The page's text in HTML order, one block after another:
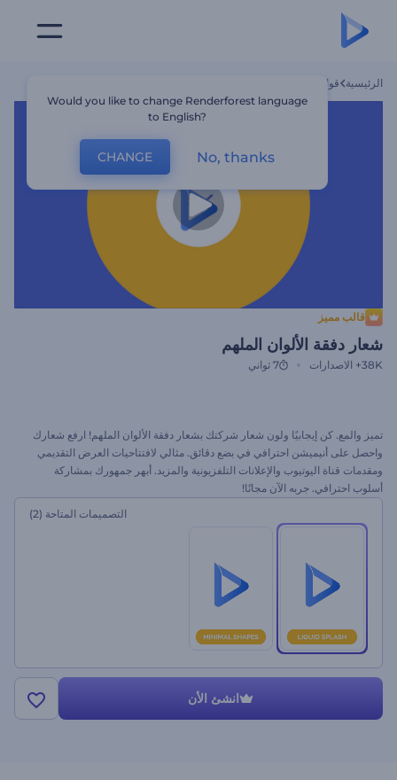
الرئيسية قوالب
قالب مميز
شعار دفقة الألوان الملهم
38K+ الاصدارات 7 ثواني
تميز والمع. كن إيجابيًا ولون شعار شركتك بشعار دفقة الألوان الملهم! ارفع شعارك
واحصل على أنيميشن احترافي في بضع دقائق. مثالي لافتتاحيات العرض التقديمي
ومقدمات قناة اليوتيوب والإعلانات التلفزيونية والمزيد. أبهر جمهورك بمشاركة
أسلوب احترافي. جربه الآن مجانًا!
التصميمات المتاحة (2)
انشئ الأن
Would you like to change Renderforest language
to English?
CHANGE No, thanks